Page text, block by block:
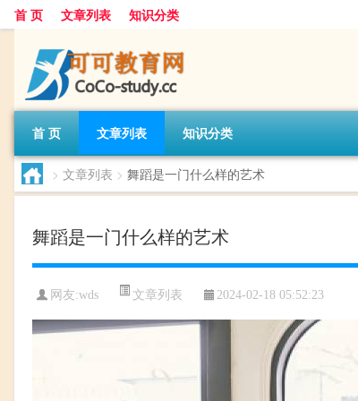
首 页 文章列表 知识分类
首 页 文章列表 知识分类
> 文章列表 > 舞蹈是一门什么样的艺术
舞蹈是一门什么样的艺术
网友:wds 文章列表 2024-02-18 05:52:23